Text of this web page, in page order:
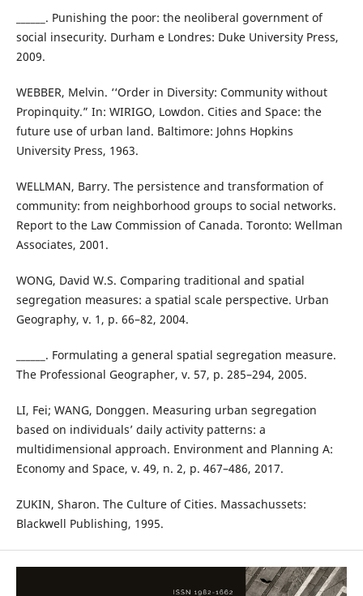
______. Punishing the poor: the neoliberal government of
social insecurity. Durham e Londres: Duke University Press,
2009.
WEBBER, Melvin. ‘‘Order in Diversity: Community without
Propinquity.” In: WIRIGO, Lowdon. Cities and Space: the
future use of urban land. Baltimore: Johns Hopkins
University Press, 1963.
WELLMAN, Barry. The persistence and transformation of
community: from neighborhood groups to social networks.
Report to the Law Commission of Canada. Toronto: Wellman
Associates, 2001.
WONG, David W.S. Comparing traditional and spatial
segregation measures: a spatial scale perspective. Urban
Geography, v. 1, p. 66–82, 2004.
______. Formulating a general spatial segregation measure.
The Professional Geographer, v. 57, p. 285–294, 2005.
LI, Fei; WANG, Donggen. Measuring urban segregation
based on individuals’ daily activity patterns: a
multidimensional approach. Environment and Planning A:
Economy and Space, v. 49, n. 2, p. 467–486, 2017.
ZUKIN, Sharon. The Culture of Cities. Massachussets:
Blackwell Publishing, 1995.